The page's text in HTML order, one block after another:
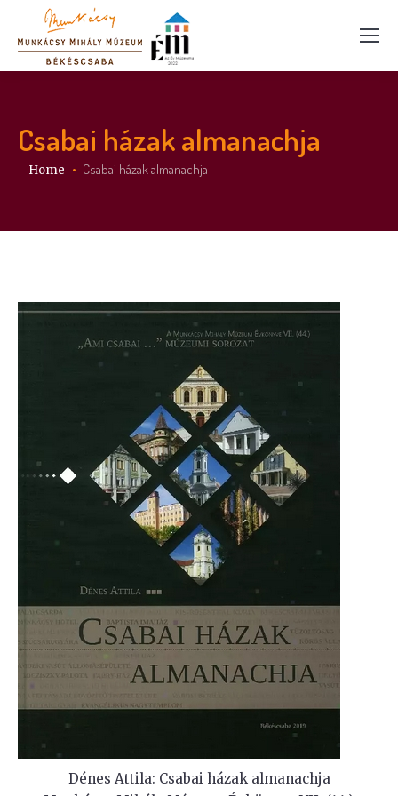
Csabai házak almanachja
You are here:
Home Csabai házak almanachja
Dénes Attila: Csabai házak almanachja